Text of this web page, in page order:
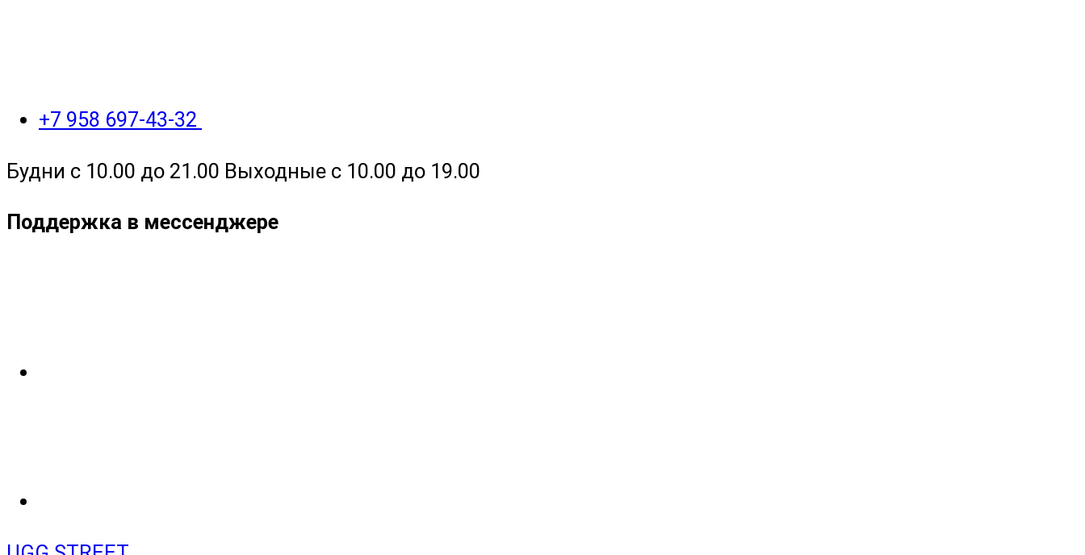
+7 958 697-43-32
Будни с 10.00 до 21.00 Выходные с 10.00 до 19.00
Поддержка в мессенджере